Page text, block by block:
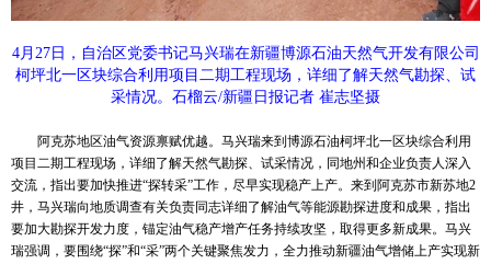
4月27日，自治区党委书记马兴瑞在新疆博源石油天然气开发有限公司
柯坪北一区块综合利用项目二期工程现场，详细了解天然气勘探、试
采情况。石榴云/新疆日报记者 崔志坚摄
阿克苏地区油气资源禀赋优越。马兴瑞来到博源石油柯坪北一区块综合利用
项目二期工程现场，详细了解天然气勘探、试采情况，同地州和企业负责人深入
交流，指出要加快推进“探转采”工作，尽早实现稳产上产。来到阿克苏市新苏地2
井，马兴瑞向地质调查有关负责同志详细了解油气等能源勘探进度和成果，指出
要加大勘探开发力度，锚定油气稳产增产任务持续攻坚，取得更多新成果。马兴
瑞强调，要围绕“探”和“采”两个关键聚焦发力，全力推动新疆油气增储上产实现新